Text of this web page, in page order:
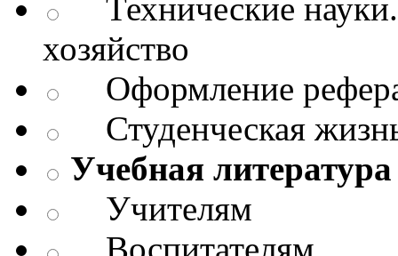
Технические
хозяйство
Оформление
Студенческая
Учебная литература
Учителям